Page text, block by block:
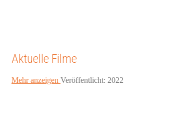
Aktuelle Filme
Mehr anzeigen Veröffentlicht: 2022